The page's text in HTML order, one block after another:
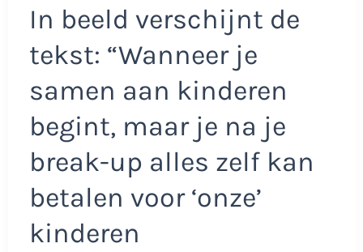
In beeld verschijnt de
tekst: “Wanneer je
samen aan kinderen
begint, maar je na je
break-up alles zelf kan
betalen voor ‘onze’
kinderen